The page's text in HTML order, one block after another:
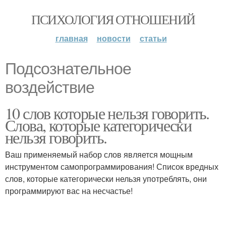
ПСИХОЛОГИЯ ОТНОШЕНИЙ
главная новости статьи
Подсознательное
воздействие
10 слов которые нельзя говорить.
Слова, которые категорически
нельзя говорить.
Ваш применяемый набор слов является мощным
инструментом самопрограммирования! Список вредных
слов, которые категорически нельзя употреблять, они
программируют вас на несчастье!